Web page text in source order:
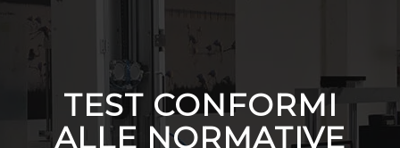
TEST CONFORMI
ALLE NORMATIVE